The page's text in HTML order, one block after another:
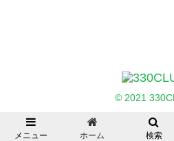
© 2021
メニュー ホーム 検索